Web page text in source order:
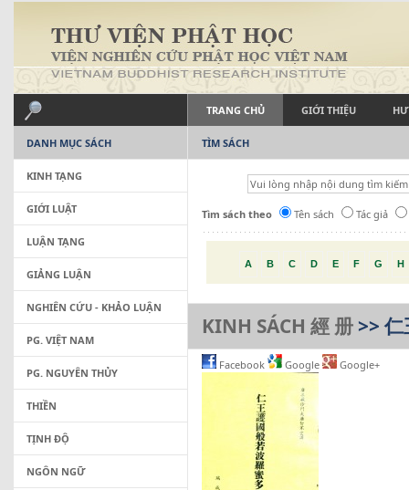
TRANG CHỦ GIỚI THIỆU
TÌM SÁCH
Tìm sách theo Tên sách Tác giả
A B C D E F G H
KINH SÁCH 經 册 >>
Facebook Google Google+
DANH MỤC SÁCH
KINH TẠNG
GIỚI LUẬT
LUẬN TẠNG
GIẢNG LUẬN
NGHIÊN CỨU - KHẢO LUẬN
PG. VIỆT NAM
PG. NGUYÊN THỦY
THIỀN
TỊNH ĐỘ
NGÔN NGỮ